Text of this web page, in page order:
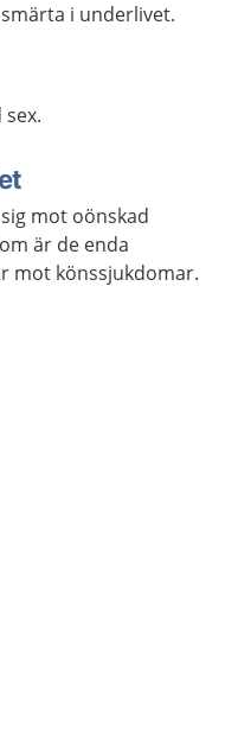
i underlivet.
mot oönskad
är de enda
mot könssjukdomar.